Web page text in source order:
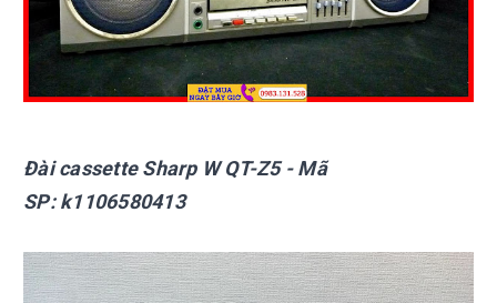
Đài cassette Sharp W QT-Z5- Mã
SP:k1106580413